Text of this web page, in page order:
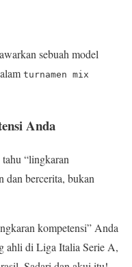
sebuah model
turnamen mix
Anda
“lingkaran
dan bercerita, bukan
kompetensi” Anda
ahli di Liga Italia Serie A,